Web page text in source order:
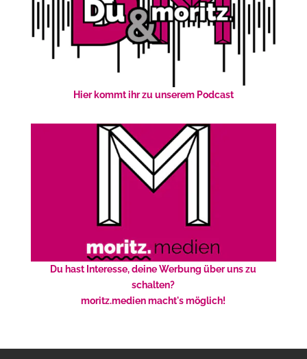
Hier kommt ihr zu unserem Podcast
Du hast Interesse, deine Werbung über uns zu
schalten?
moritz.medien macht's möglich!